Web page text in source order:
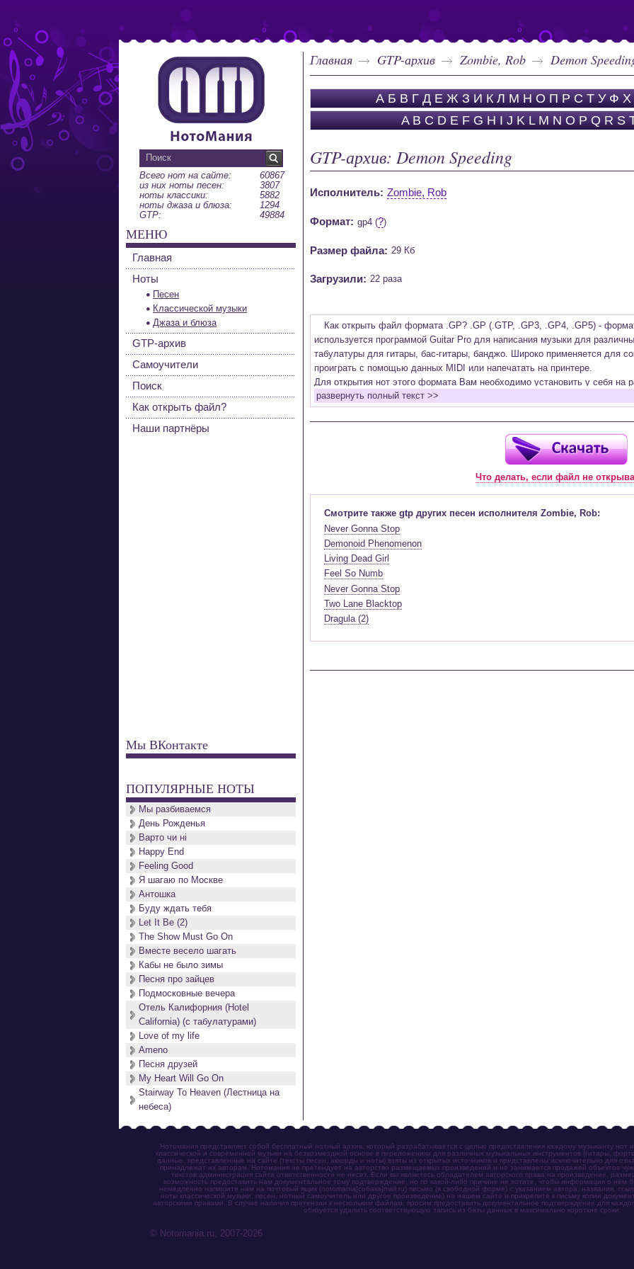
Главная GTP-архив Zombie, Rob Demon
А Б В Г Д Е Ж З И К Л М Н О П Р С Т У Ф Х
A B C D E F G H I J K L M N O P Q R S
GTP-архив: Demon Speeding
Исполнитель: Zombie, Rob
Формат: gp4 (?)
Размер файла: 29 Кб
Загрузили: 22 раза
Как открыть файл формата .GP? .GP (.GTP, .GP3, .GP4, .GP5) -
используется программой Guitar Pro для написания музыки для
табулатуры для гитары, бас-гитары, банджо. Широко применяется для
проиграть с помощью данных MIDI или напечатать на принтере.
Для открытия нот этого формата Вам необходимо установить у себя на
(желательно, последней версии). Скачать её можно с официального
бесплатную версию на руском языке (Найти).
Запись музыкальных произведений для гитары, бас-гитары, банджо и
в виде табулатур или нотной графики (при создании табулатуры
Создание произведений для духовых, струнных, клавишных и других
Создание партий для барабанов и перкуссии;
Интеграция текста песен в ноты и привязка его к нотам дорожек с
Встроенный определитель и визуализатор аккордов для гитары;
Экспортирование музыкальных партитур в MIDI, ASCII, MusicXML, WAV,
к печати;
Импортирование из MIDI, ASCII,MusicXML, Power Tab (.ptb), TablEdit (.tef)
Виртуальный гитарный гриф, клавиатура фортепиано и панель ударных
ноты, проигрываемые в текущий момент. Удобное создание и
инструмента с их помощью;
развернуть полный текст >>
Что делать, если файл не
Смотрите также gtp других песен исполнителя Zombie, Rob:
Never Gonna Stop
Demonoid Phenomenon
Living Dead Girl
Feel So Numb
Never Gonna Stop
Two Lane Blacktop
Dragula (2)
Всего нот на сайте:
60867
из них ноты песен:
3807
ноты классики:
5882
ноты джаза и блюза:
1294
GTP:
49884
МЕНЮ
Главная
Ноты
Песен
Классической музыки
Джаза и блюза
GTP-архив
Самоучители
Поиск
Как открыть файл?
Наши партнёры
Мы ВКонтакте
ПОПУЛЯРНЫЕ НОТЫ
Мы разбиваемся
День Рожденья
Варто чи нi
Happy End
Feeling Good
Я шагаю по Москве
Антошка
Буду ждать тебя
Let It Be (2)
The Show Must Go On
Вместе весело шагать
Кабы не было зимы
Песня про зайцев
Подмосковные вечера
Отель Калифорния (Hotel
California) (с табулатурами)
Love of my life
Ameno
Песня друзей
My Heart Will Go On
Stairway To Heaven (Лестница на
небеса)
Нотомания представляет собой бесплатный нотный архив, который разрабатывается с целью предоставления каждому музыканту нот
классической и современной музыки на безвозмездной основе в переложениях для различных музыкальных инструментов (гитары,
данные, представленные на сайте (тексты песен, аккорды и ноты) взяты из открытых источников и представлены исключительно для
принадлежат их авторам. Нотомания не претендует на авторство размещаемых произведений и не занимается продажей объектов
текстов администрация сайта ответственности не несет. Если вы являетесь обладателем авторского права на произведение,
возможность предоставить нам документальное тому подтверждение, но по какой-либо причине не хотите, чтобы информация о нём
немедленно напишите нам на почтовый ящик (notomania[собака]mail.ru) письмо (в свободной форме) с указанием автора, названия,
ноты классической музыки, песен, нотный самоучитель или другое произведение) на нашем сайте и прикрепите к письму копии
авторскими правами. В случае наличия претензии к нескольким файлам, просим предоставить документальное подтверждение для
обязуется удалить соответствующую запись из базы данных в максимально короткие сроки.
© Notomania.ru, 2007-2026